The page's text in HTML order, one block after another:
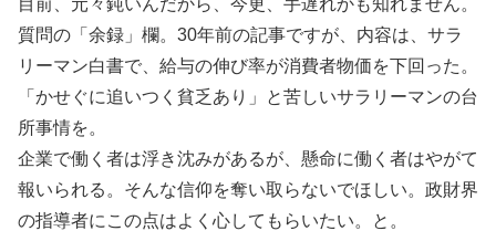
目前、元々鈍いんだから、今更、手遅れかも知れません。
質問の「余録」欄。30年前の記事ですが、内容は、サラ
リーマン白書で、給与の伸び率が消費者物価を下回った。
「かせぐに追いつく貧乏あり」と苦しいサラリーマンの台
所事情を。
企業で働く者は浮き沈みがあるが、懸命に働く者はやがて
報いられる。そんな信仰を奪い取らないでほしい。政財界
の指導者にこの点はよく心してもらいたい。と。